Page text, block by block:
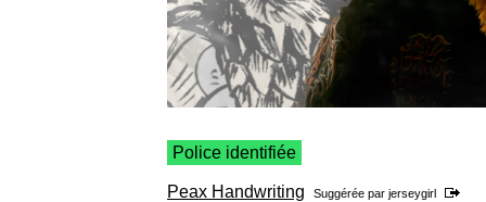
Police identifiée
Peax Handwriting Suggérée par jerseygirl